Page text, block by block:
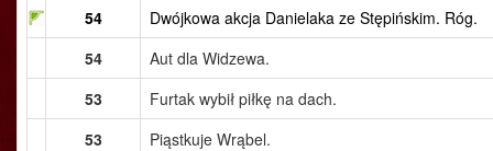
54
Dwójkowa akcja Danielaka ze Stępińskim. Róg.
54
Aut dla Widzewa.
53
Furtak wybił piłkę na dach.
53
Piąstkuje Wrąbel.